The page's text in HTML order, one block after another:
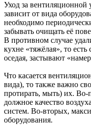
Уход за вентиляционной
зависит от вида
необходимо
забывать очищать её
В противном случае
кухне «тяжёлая», то
оседая, застывают
Что касается
вида), то также важно
протирать, мыть) их. Во-
должное качество
систем. Во-вторых,
оборудования.